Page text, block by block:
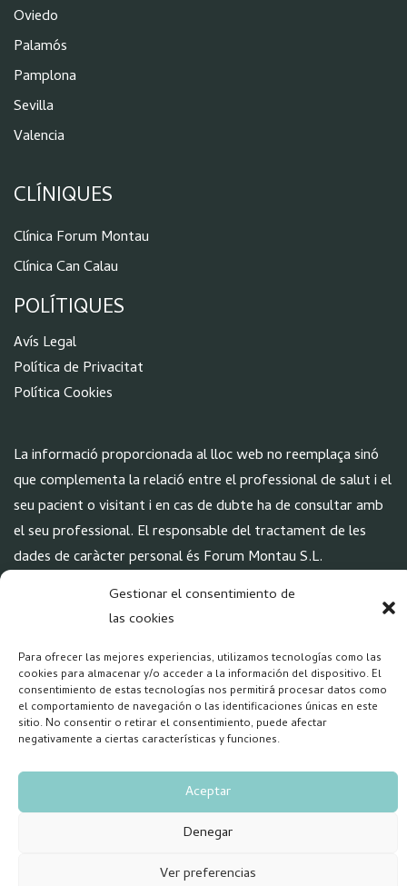
Gestionar el consentimiento de
las cookies
Para ofrecer las mejores experiencias, utilizamos tecnologías como las
cookies para almacenar y/o acceder a la información del dispositivo. El
consentimiento de estas tecnologías nos permitirá procesar datos como
el comportamiento de navegación o las identificaciones únicas en este
sitio. No consentir o retirar el consentimiento, puede afectar
negativamente a ciertas características y funciones.
Aceptar
Denegar
Ver preferencias
Oviedo
Palamós
Pamplona
Sevilla
Valencia
CLÍNIQUES
Clínica Forum Montau
Clínica Can Calau
POLÍTIQUES
Avís Legal
Política de Privacitat
Política Cookies
La informació proporcionada al lloc web no reemplaça sinó
que complementa la relació entre el professional de salut i el
seu pacient o visitant i en cas de dubte ha de consultar amb
el seu professional. El responsable del tractament de les
dades de caràcter personal és Forum Montau S.L.
Copyright 2026 – Forum Salud Mental